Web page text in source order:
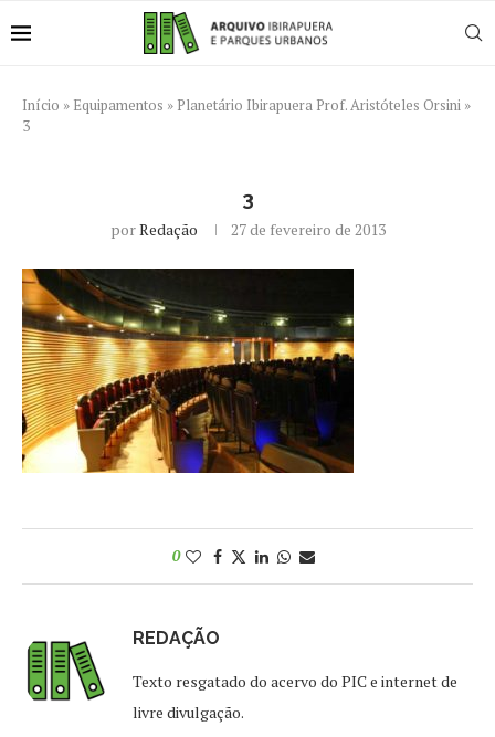
Início » Equipamentos » Planetário Ibirapuera Prof. Aristóteles Orsini »
3
3
porRedação 27 de fevereiro de 2013
0
REDAÇÃO
Texto resgatado do acervo do PIC e internet de
livre divulgação.